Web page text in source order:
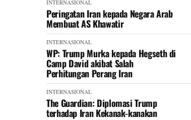
INTERNASIONAL
Peringatan Iran kepada Negara Arab
Membuat AS Khawatir
INTERNASIONAL
WP: Trump Murka kepada Hegseth di
Camp David akibat Salah
Perhitungan Perang Iran
INTERNASIONAL
The Guardian: Diplomasi Trump
terhadap Iran Kekanak-kanakan